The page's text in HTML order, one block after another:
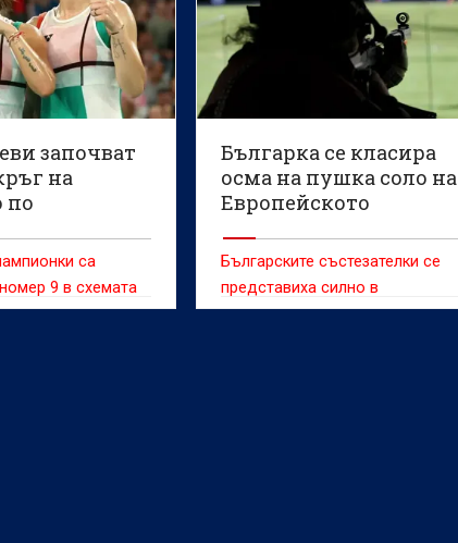
атакува световен рекорд.
започват
на
по
са
9 в схемата
Българка се класира
осма на пушка соло на
Европейското
стрелба
Българските състезателки се
представиха силно в
дисциплината 10 метра пушка,